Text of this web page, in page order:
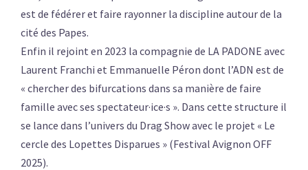
est de fédérer et faire rayonner la discipline autour de la
cité des Papes.
Enfin il rejoint en 2023 la compagnie de LA PADONE avec
Laurent Franchi et Emmanuelle Péron dont l’ADN est de
« chercher des bifurcations dans sa manière de faire
famille avec ses spectateur·ice·s ». Dans cette structure il
se lance dans l’univers du Drag Show avec le projet « Le
cercle des Lopettes Disparues » (Festival Avignon OFF
2025).